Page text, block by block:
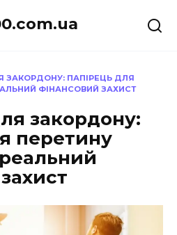
ЗАКОРДОНУ: ПАПІРЕЦЬ ДЛЯ
ФІНАНСОВИЙ ЗАХИСТ
закордону:
перетину